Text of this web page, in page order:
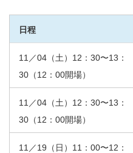
日程
11／04（土）12：30〜13：
30（12：00開場）
11／04（土）12：30〜13：
30（12：00開場）
11／19（日）11：00〜12：